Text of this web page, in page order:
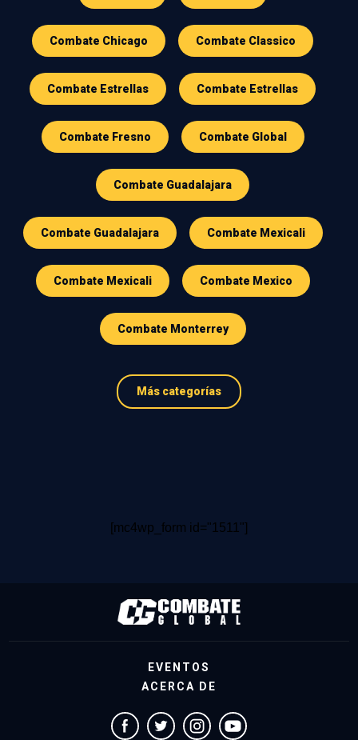
Combate Chicago Combate Classico
Combate Estrellas Combate Estrellas
Combate Fresno Combate Global
Combate Guadalajara
Combate Guadalajara Combate Mexicali
Combate Mexicali Combate Mexico
Combate Monterrey
Más categorías
[mc4wp_form id="1511"]
EVENTOS
ACERCA DE